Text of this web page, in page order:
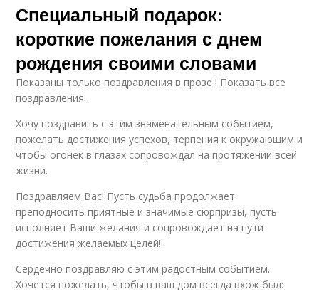
Специальный подарок:
короткие пожелания с днем
рождения своими словами
Показаны только поздравления в прозе ! Показать все
поздравления .
Хочу поздравить с этим знаменательным событием,
пожелать достижения успехов, терпения к окружающим и
чтобы огонёк в глазах сопровождал на протяжении всей
жизни.
Поздравляем Вас! Пусть судьба продолжает
преподносить приятные и значимые сюрпризы, пусть
исполняет Ваши желания и сопровождает на пути
достижения желаемых целей!
Сердечно поздравляю с этим радостным событием.
Хочется пожелать, чтобы в ваш дом всегда вхож был: